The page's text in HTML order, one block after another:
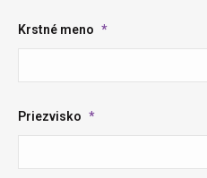
Krstné meno *
Priezvisko *